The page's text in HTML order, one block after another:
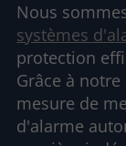
Nous
systèmes
protection
Grâce à
mesure de
d'alarme